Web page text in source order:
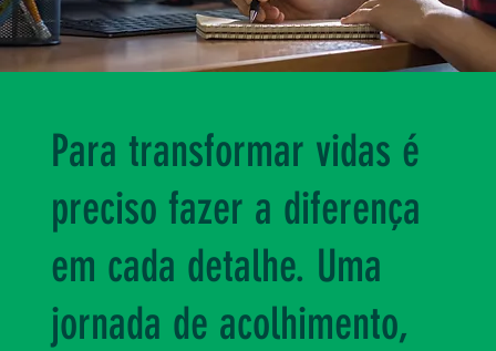
Para transformar vidas é
preciso fazer a diferença
em cada detalhe. Uma
jornada de acolhimento,